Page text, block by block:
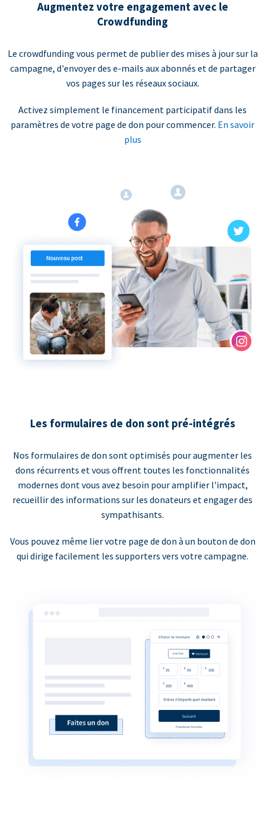
Augmentez votre engagement avec le
Crowdfunding
Le crowdfunding vous permet de publier des mises à jour sur la
campagne, d'envoyer des e-mails aux abonnés et de partager
vos pages sur les réseaux sociaux.
Activez simplement le financement participatif dans les
paramètres de votre page de don pour commencer. En savoir
plus
Les formulaires de don sont pré-intégrés
Nos formulaires de don sont optimisés pour augmenter les
dons récurrents et vous offrent toutes les fonctionnalités
modernes dont vous avez besoin pour amplifier l'impact,
recueillir des informations sur les donateurs et engager des
sympathisants.
Vous pouvez même lier votre page de don à un bouton de don
qui dirige facilement les supporters vers votre campagne.